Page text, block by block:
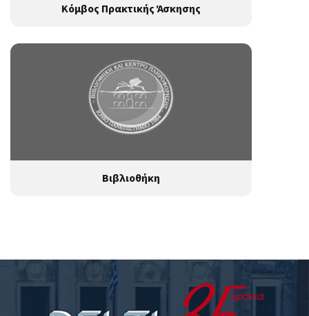
Κόμβος Πρακτικής Άσκησης
Βιβλιοθήκη